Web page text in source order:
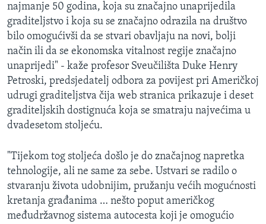
Jezici
najmanje 50 godina, koja su značajno unaprijedila
graditeljstvo i koja su se značajno odrazila na društvo
bilo omogućivši da se stvari obavljaju na novi, bolji
način ili da se ekonomska vitalnost regije značajno
unaprijedi" - kaže profesor Sveučilišta Duke Henry
Petroski, predsjedatelj odbora za povijest pri Američkoj
udrugi graditeljstva čija web stranica prikazuje i deset
graditeljskih dostignuća koja se smatraju najvećima u
dvadesetom stoljeću.
"Tijekom tog stoljeća došlo je do značajnog napretka
tehnologije, ali ne same za sebe. Ustvari se radilo o
stvaranju života udobnijim, pružanju većih mogućnosti
kretanja građanima … nešto poput američkog
međudržavnog sistema autocesta koji je omogućio